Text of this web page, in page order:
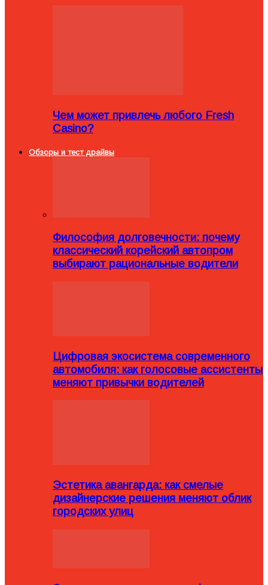
Чем может привлечь любого Fresh
Casino?
Обзоры и тест драйвы
Философия долговечности: почему
классический корейский автопром
выбирают рациональные водители
Цифровая экосистема современного
автомобиля: как голосовые ассистенты
меняют привычки водителей
Эстетика авангарда: как смелые
дизайнерские решения меняют облик
городских улиц